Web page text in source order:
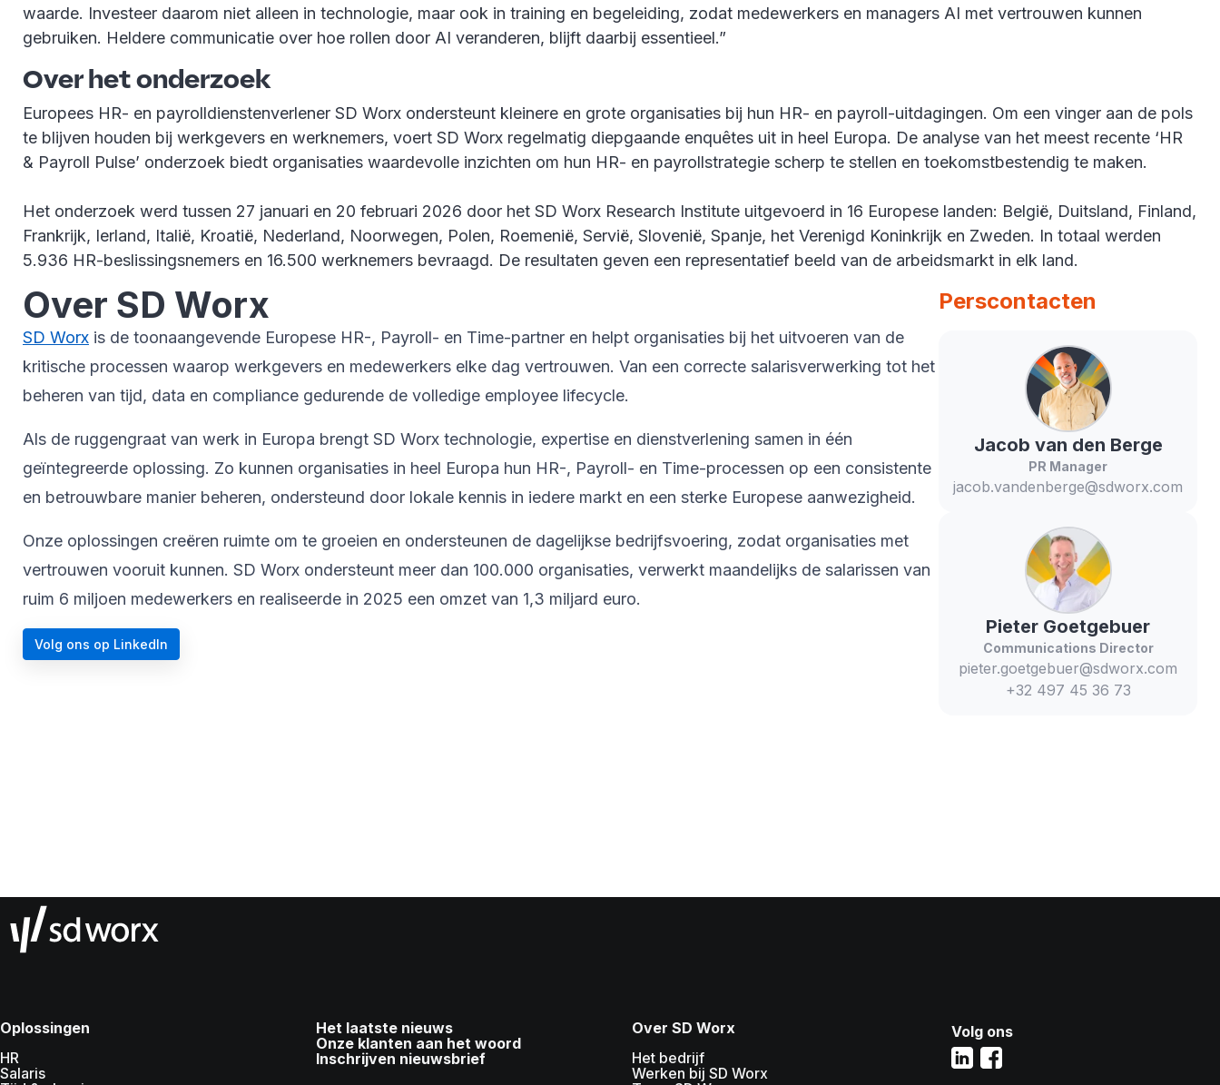
waarde. Investeer daarom niet alleen in technologie, maar ook in training en begeleiding, zodat medewerkers en managers AI met vertrouwen kunnen
gebruiken. Heldere communicatie over hoe rollen door AI veranderen, blijft daarbij essentieel.”
Over het onderzoek
Europees HR- en payrolldienstenverlener SD Worx ondersteunt kleinere en grote organisaties bij hun HR- en payroll-uitdagingen. Om een vinger aan de pols
te blijven houden bij werkgevers en werknemers, voert SD Worx regelmatig diepgaande enquêtes uit in heel Europa. De analyse van het meest recente ‘HR
& Payroll Pulse’ onderzoek biedt organisaties waardevolle inzichten om hun HR- en payrollstrategie scherp te stellen en toekomstbestendig te maken.
Het onderzoek werd tussen 27 januari en 20 februari 2026 door het SD Worx Research Institute uitgevoerd in 16 Europese landen: België, Duitsland, Finland,
Frankrijk, Ierland, Italië, Kroatië, Nederland, Noorwegen, Polen, Roemenië, Servië, Slovenië, Spanje, het Verenigd Koninkrijk en Zweden. In totaal werden
5.936 HR-beslissingsnemers en 16.500 werknemers bevraagd. De resultaten geven een representatief beeld van de arbeidsmarkt in elk land.
Over SD Worx
SD Worx is de toonaangevende Europese HR-, Payroll- en Time-partner en helpt organisaties bij het uitvoeren van de
kritische processen waarop werkgevers en medewerkers elke dag vertrouwen. Van een correcte salarisverwerking tot het
beheren van tijd, data en compliance gedurende de volledige employee lifecycle.
Als de ruggengraat van werk in Europa brengt SD Worx technologie, expertise en dienstverlening samen in één
geïntegreerde oplossing. Zo kunnen organisaties in heel Europa hun HR-, Payroll- en Time-processen op een consistente
en betrouwbare manier beheren, ondersteund door lokale kennis in iedere markt en een sterke Europese aanwezigheid.
Onze oplossingen creëren ruimte om te groeien en ondersteunen de dagelijkse bedrijfsvoering, zodat organisaties met
vertrouwen vooruit kunnen. SD Worx ondersteunt meer dan 100.000 organisaties, verwerkt maandelijks de salarissen van
ruim 6 miljoen medewerkers en realiseerde in 2025 een omzet van 1,3 miljard euro.
Volg ons op LinkedIn
Perscontacten
Jacob van den Berge
PR Manager
jacob.vandenberge@sdworx.com
Pieter Goetgebuer
Communications Director
pieter.goetgebuer@sdworx.com
+32 497 45 36 73
Oplossingen
HR
Salaris
Het laatste nieuws
Onze klanten aan het woord
Inschrijven nieuwsbrief
Over SD Worx
Het bedrijf
Werken bij SD Worx
Volg ons